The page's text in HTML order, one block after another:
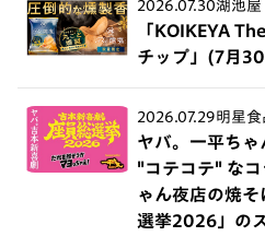
2026.07.30湖池屋
「KOIKEYA
チップ」(7月
2026.07.29明星食
ヤバ。一平ちゃ
"コテコテ" な
ゃん夜店の焼
選挙2026」の